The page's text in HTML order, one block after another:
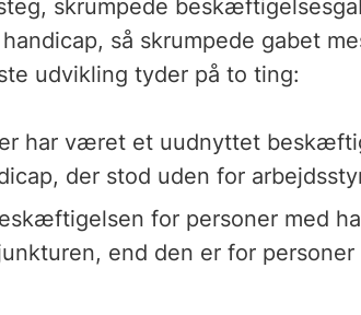
skrumpede
så skrumpede gabet
udvikling tyder på to ting:
har været et uudnyttet
der stod uden for
for personer med
end den er for personer